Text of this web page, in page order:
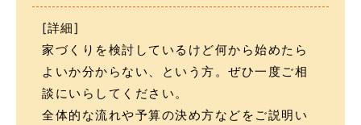
[詳細]
家づくりを検討しているけど何から始めたら
よいか分からない、という方。ぜひ一度ご相
談にいらしてください。
全体的な流れや予算の決め方などをご説明い